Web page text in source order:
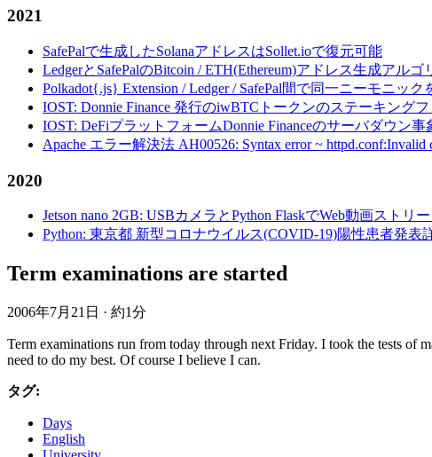
2021
SafePalで生成したSolanaアドレスはSollet.ioで復元可能
LedgerとSafePalのBitcoin / ETH(Ethereum)アドレス生成アル
Polkadot{.js} Extension / Ledger / SafePal間で同一ニーモニッ
IOST: Donnie Finance 発行のiwBTCトークンのステーキング
IOST: DeFiプラットフォームDonnie Financeのサーバダウン
Apache エラー解決法 AH00526: Syntax error ~ httpd.conf:Invalid
2020
Jetson nano 2GB: USBカメラとPython FlaskでWeb動画ストリ
Python: 東京都 新型コロナウイルス(COVID-19)陽性患者発表
Term examinations are started
2006年7月21日 · 約1分
Term examinations run from today through next Friday. I took the tests of
need to do my best. Of course I believe I can.
タグ:
Days
English